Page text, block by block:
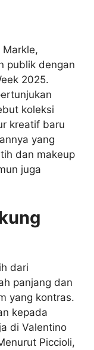
Markle,
publik dengan
2025.
koleksi
kreatif baru
yang
dan makeup
juga
dari
panjang dan
yang kontras.
kepada
di Valentino
Piccioli,